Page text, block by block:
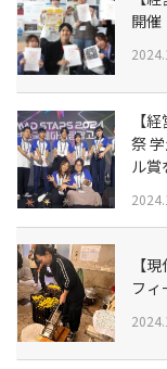
開催
【
祭
ル賞
【
フ